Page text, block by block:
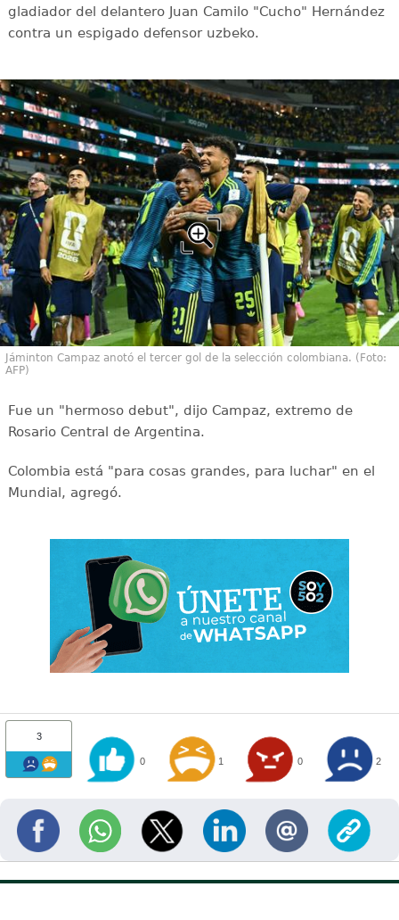
gladiador del delantero Juan Camilo "Cucho" Hernández
contra un espigado defensor uzbeko.
Jáminton Campaz anotó el tercer gol de la selección colombiana. (Foto:
AFP)
Fue un "hermoso debut", dijo Campaz, extremo de
Rosario Central de Argentina.
Colombia está "para cosas grandes, para luchar" en el
Mundial, agregó.
3
0 1 0 2